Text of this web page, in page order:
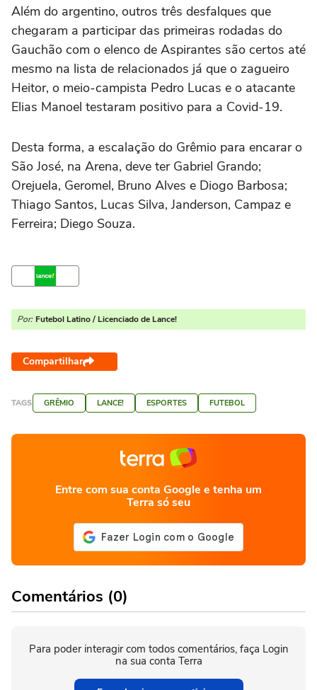
Além do argentino, outros três desfalques que
chegaram a participar das primeiras rodadas do
Gauchão com o elenco de Aspirantes são certos até
mesmo na lista de relacionados já que o zagueiro
Heitor, o meio-campista Pedro Lucas e o atacante
Elias Manoel testaram positivo para a Covid-19.
Desta forma, a escalação do Grêmio para encarar o
São José, na Arena, deve ter Gabriel Grando;
Orejuela, Geromel, Bruno Alves e Diogo Barbosa;
Thiago Santos, Lucas Silva, Janderson, Campaz e
Ferreira; Diego Souza.
Por: Futebol Latino / Licenciado de Lance!
Compartilhar
TAGS GRÊMIO LANCE! ESPORTES FUTEBOL
Entre com sua conta Google e tenha um
Terra só seu
Comentários (0)
Para poder interagir com todos comentários, faça Login
na sua conta Terra